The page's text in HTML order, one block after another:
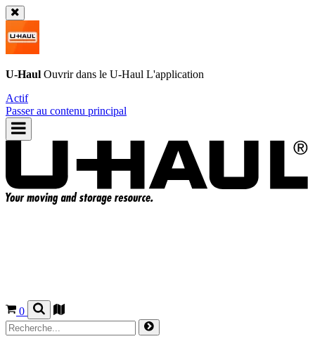
U-Haul Ouvrir dans le U-Haul L'application
Actif
Passer au contenu principal
0